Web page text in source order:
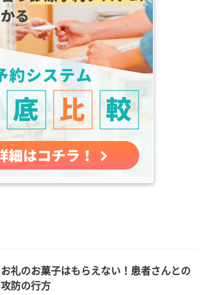
お礼のお菓子はもらえない！患者さんとの
攻防の行方